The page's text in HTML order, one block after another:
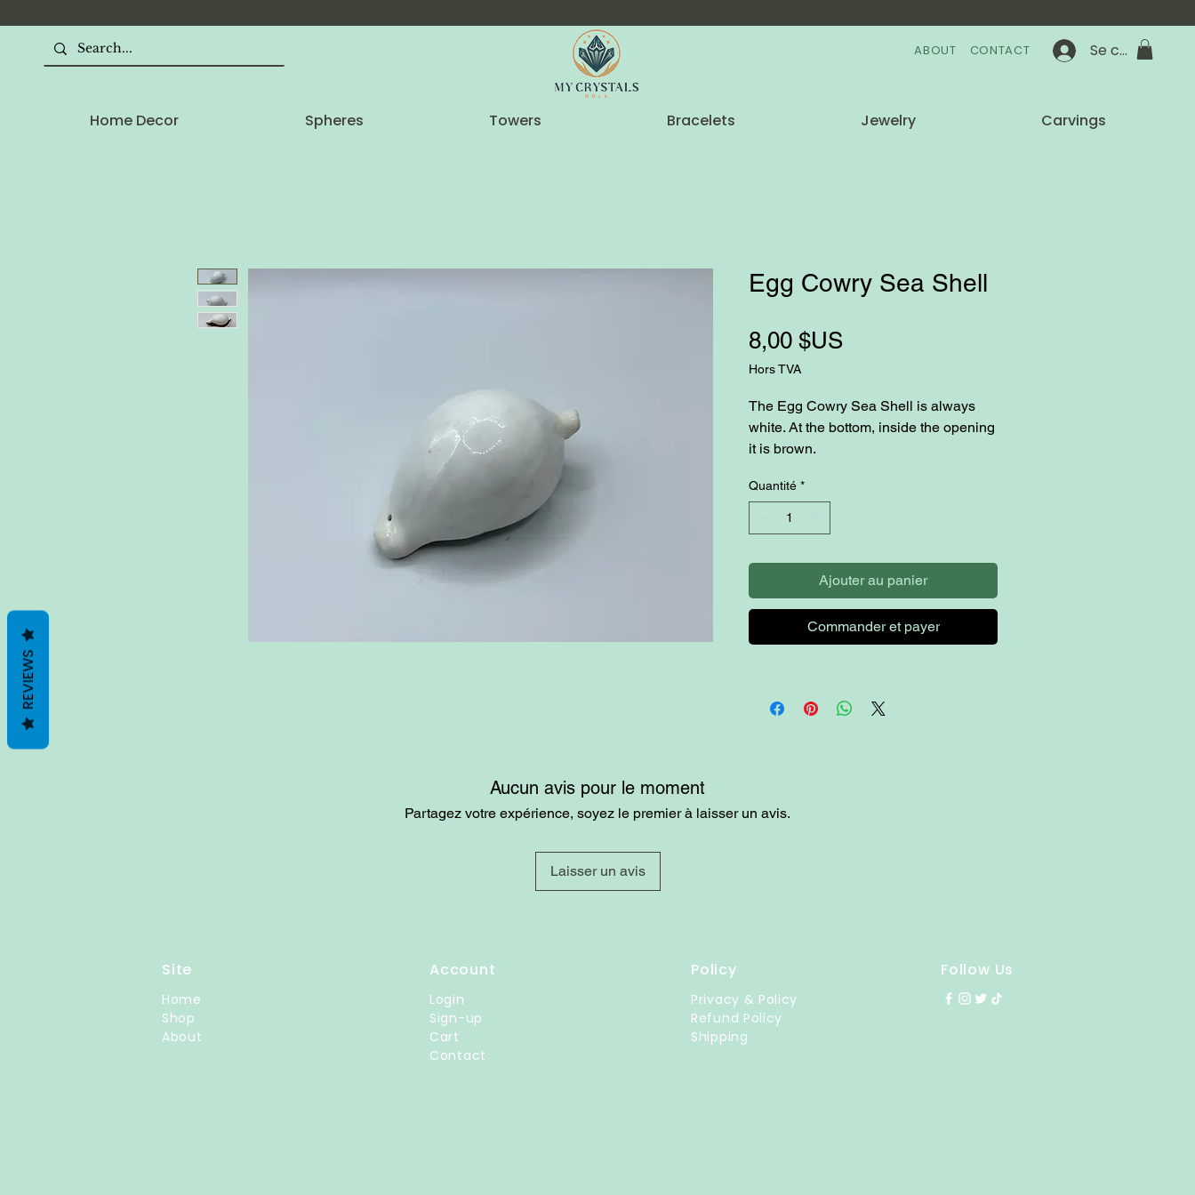
ABOUT CONTACT Se connecter
Home Decor Spheres Towers Bracelets Jewelry Carvings
Egg Cowry Sea Shell
8,00 $USPrix
Hors TVA
The Egg Cowry Sea Shell is always
white. At the bottom, inside the opening
it is brown.
Quantité *
Ajouter au panier
Commander et payer
Aucun avis pour le moment
Partagez votre expérience, soyez le premier à laisser un avis.
Laisser un avis
Site
Home
Shop
About
Account
Login
Sign-up
Cart
Contact
Policy
Privacy & Policy
Refund Policy
Shipping
Follow Us
REVIEWS